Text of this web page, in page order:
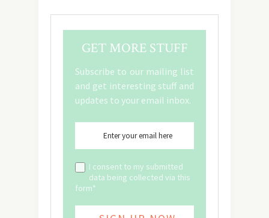
GET MORE STUFF
Subscribe to our mailing list
and get interesting stuff and
updates to your email inbox.
I consent to my submitted
data being collected via this
form*